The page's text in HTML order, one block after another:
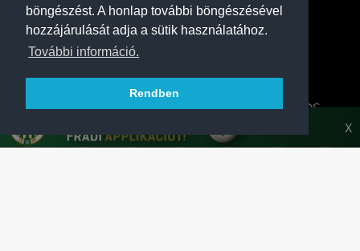
böngészést. A honlap további böngészésével
hozzájárulását adja a sütik használatához.
További információ.
Rendben
A FERENCVÁROSI TORNA CLUB HIVATALOS
X